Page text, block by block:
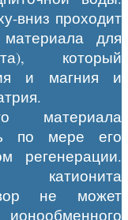
вниз проходит
для
который
и магния и
материала
по мере его
регенерации.
катионита
не может